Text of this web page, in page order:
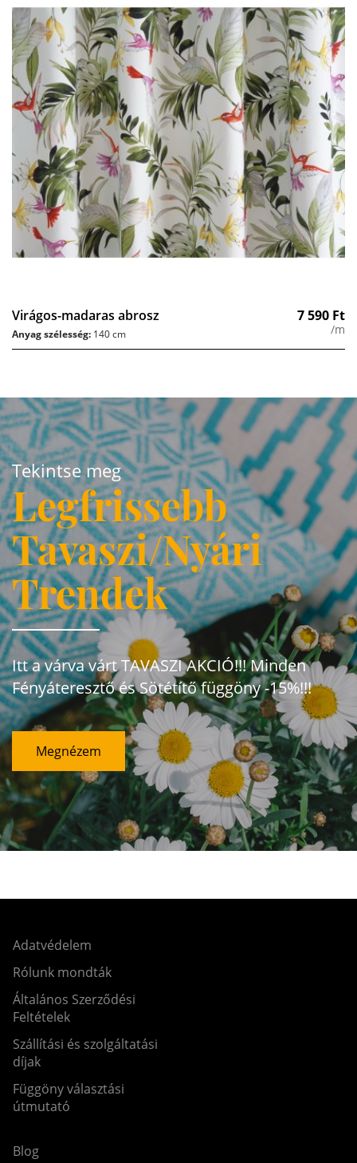
Virágos-madaras abrosz 7 590 Ft
/m
Anyag szélesség: 140 cm
Tekintse meg
Legfrissebb
Tavaszi/Nyári
Trendek
Itt a várva várt TAVASZI AKCIÓ!!! Minden
Fényáteresztő és Sötétítő függöny -15%!!!
Megnézem
Adatvédelem
Rólunk mondták
Általános Szerződési
Feltételek
Szállítási és szolgáltatási
díjak
Függöny választási
útmutató
Blog